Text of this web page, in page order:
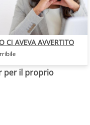
per il proprio
CI AVEVA AVVERTITO